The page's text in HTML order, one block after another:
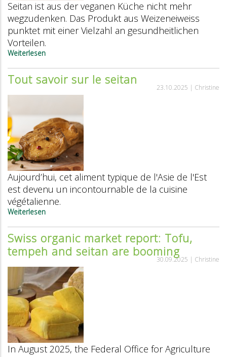
Seitan ist aus der veganen Küche nicht mehr
wegzudenken. Das Produkt aus Weizeneiweiss
punktet mit einer Vielzahl an gesundheitlichen
Vorteilen.
Weiterlesen
über
Seitan
Tout savoir sur le seitan
23.10.2025 | Christine
Aujourd’hui, cet aliment typique de l'Asie de l'Est
est devenu un incontournable de la cuisine
végétalienne.
Weiterlesen
savoir
sur
le
seitan
Swiss organic market report: Tofu,
tempeh and seitan are booming
30.09.2025 | Christine
In August 2025, the Federal Office for Agriculture